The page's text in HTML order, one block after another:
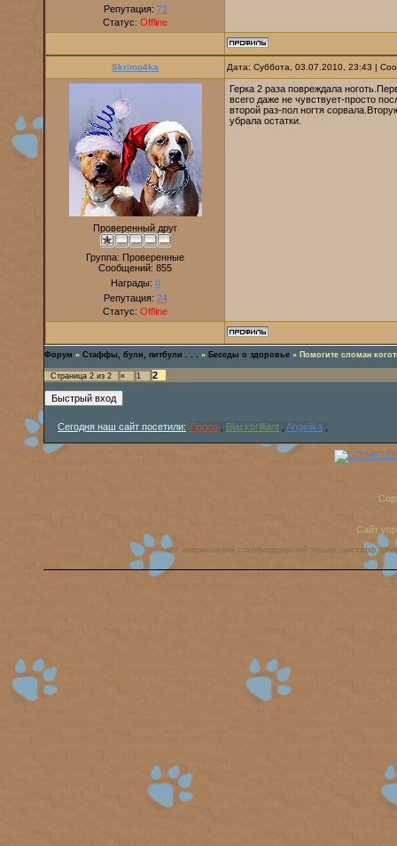
Репутация: 71
Статус: Offline
Skrimo4ka Дата: Суббота, 03.07.2010, 23:43 |
Проверенный друг
Группа: Проверенные
Сообщений: 855
Награды: 0
Репутация: 24
Статус: Offline
Герка 2 раза повреждала
всего даже не чувствует-просто
второй раз-пол ногтя
убрала остатки.
Форум » Стаффы, були, питбули . . . » Беседы о здоровье » Помогите сломан
Страница 2 из 2 « 1 2
Сегодня наш сайт посетили: Tigrino Blackbrilliant Angelika
Сайт
аст, американский стаффордширский терьер, амстафф,